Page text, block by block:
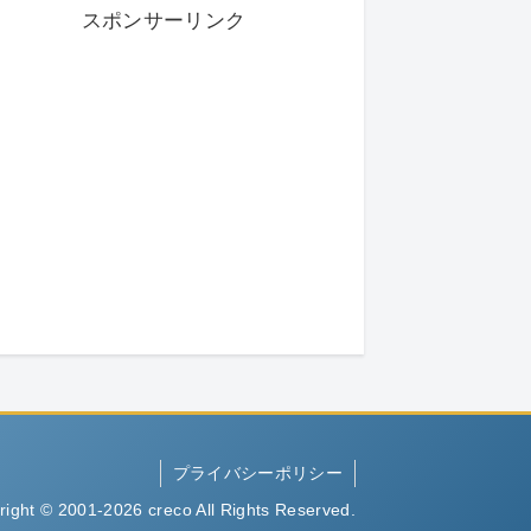
スポンサーリンク
プライバシーポリシー
© 2001-2026 creco All Rights Reserved.